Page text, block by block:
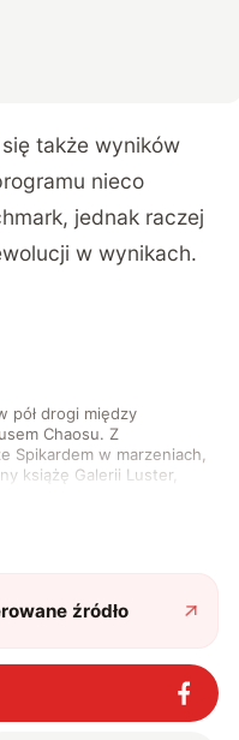
także wyników
nieco
jednak raczej
w wynikach.
pół drogi między
Chaosu. Z
Spikardem w marzeniach,
książę Galerii Luster,
technice o zajmuję
źródło